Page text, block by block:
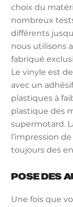
choix du
nombreux
différents
nous utilisons
fabriqué
Le vinyle est
avec un
plastiques à
plastique des
supermotard.
l’impression
toujours des
POSE DES
Une fois que